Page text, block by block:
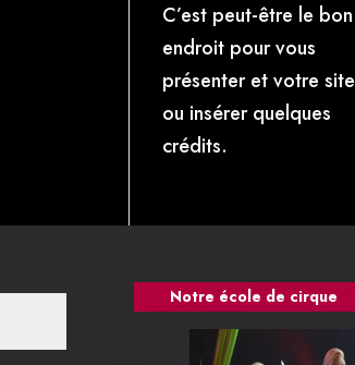
C’est peut-être le bon
endroit pour vous
présenter et votre site
ou insérer quelques
crédits.
Notre école de cirque